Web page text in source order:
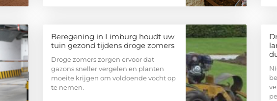
Beregening in Limburg houdt uw
tuin gezond tijdens droge zomers
Droge zomers zorgen ervoor dat
gazons sneller vergelen en planten
moeite krijgen om voldoende vocht op
te nemen.